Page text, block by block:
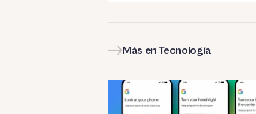
Más en Tecnología